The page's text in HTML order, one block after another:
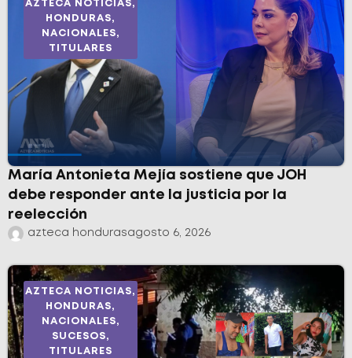
AZTECA NOTICIAS,
HONDURAS,
NACIONALES,
TITULARES
María Antonieta Mejía sostiene que JOH
debe responder ante la justicia por la
reelección
azteca hondurasagosto 6, 2026
AZTECA NOTICIAS,
HONDURAS,
NACIONALES,
SUCESOS,
TITULARES